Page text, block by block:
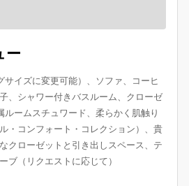
ー
イズに変更可能）、ソファ、コーヒ
、シャワー付きバスルーム、クローゼ
ルームスチュワード、柔らかく肌触り
・コンフォート・コレクション）、貴
クローゼットと引き出しスペース、テ
ブ（リクエストに応じて）